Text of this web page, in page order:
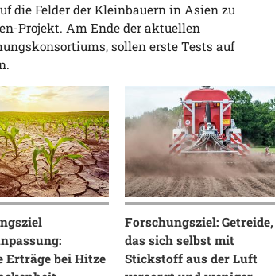
die Felder der Kleinbauern in Asien zu
Projekt. Am Ende der aktuellen
sollen erste Tests auf
Erträge bei Hitze
Forschungsziel: Getreide,
das sich selbst mit
Stickstoff aus der Luft